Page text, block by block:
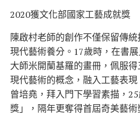
2020獲文化部國家工藝成就獎
陳啟村老師的創作不僅保留傳
現代藝術養分。17歲時，在書
大師米開蘭基羅的畫冊，佩服
現代藝術的概念，融入工藝表
曾培堯，拜入門下學習素描，
獎」，隔年更奪得首屆奇美藝術